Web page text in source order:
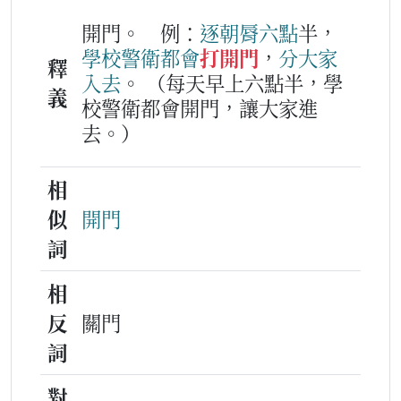
釋
義
開門。 例： 逐朝脣六點半，
學校警衛都會打開門 ， 分大家
入去 。
（每天早上六點半，學
校警衛都會開門，讓大家進
去。）
相
似
詞
開門
相
反
詞
關門